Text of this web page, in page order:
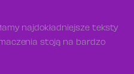
najdokładniejsze teksty
stoją na bardzo